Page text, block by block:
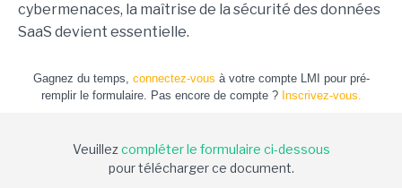
cybermenaces, la maîtrise de la sécurité des données
SaaS devient essentielle.
Gagnez du temps, connectez-vous à votre compte LMI pour pré-
remplir le formulaire. Pas encore de compte ? Inscrivez-vous.
Veuillezcompléter le formulaire ci-dessous
pour télécharger ce document.